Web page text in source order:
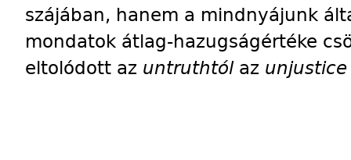
szájában, hanem a mindnyájunk
mondatok átlag-hazugságértéke
eltolódott az untruthtól az